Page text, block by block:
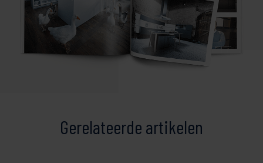
Gerelateerde artikelen